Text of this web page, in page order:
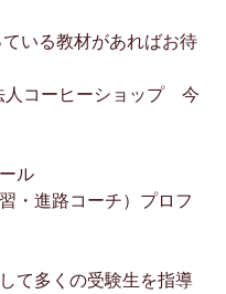
いる教材があればお待
コーヒーショップ　今
ル
・進路コーチ）プロフ
て多くの受験生を指導